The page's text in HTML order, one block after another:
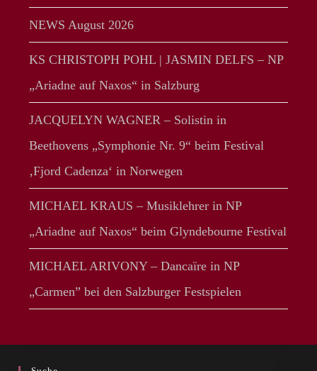
NEWS August 2026
KS CHRISTOPH POHL | JASMIN DELFS – NP
„Ariadne auf Naxos“ in Salzburg
JACQUELYN WAGNER – Solistin in
Beethovens „Symphonie Nr. 9“ beim Festival
‚Fjord Cadenza‘ in Norwegen
MICHAEL KRAUS – Musiklehrer in NP
„Ariadne auf Naxos“ beim Glyndebourne Festival
MICHAEL ARIVONY – Dancaïre in NP
„Carmen” bei den Salzburger Festspielen